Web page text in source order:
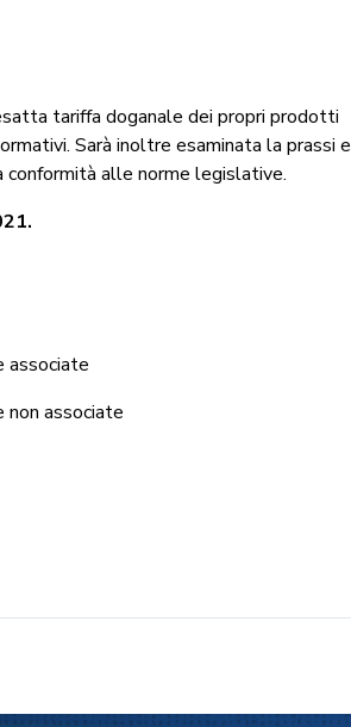
tariffa doganale dei propri prodotti
Sarà inoltre esaminata la prassi e
conformità alle norme legislative.
associate
associate